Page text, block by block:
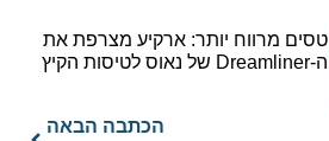
טסים מרווח יותר: ארקיע מצרפת את
ה-Dreamliner של נאוס לטיסות הקיץ
הכתבה הבאה